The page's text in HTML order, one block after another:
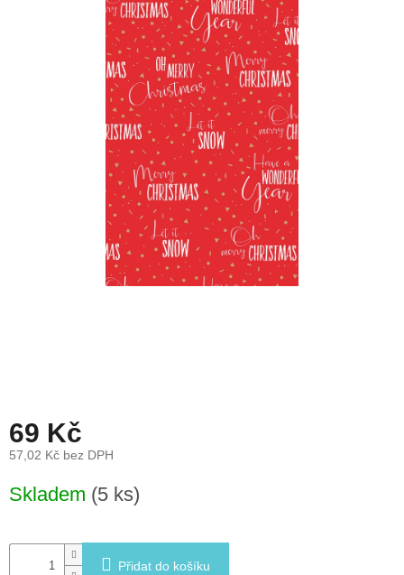
Přihlášení
69 Kč
57,02 Kč bez DPH
cena:
Skladem (5 ks)
Přidat do košíku